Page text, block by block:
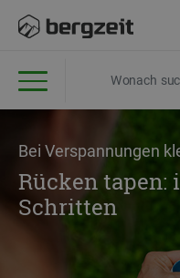
Bei Verspannungen
Rücken tapen:
Schritten